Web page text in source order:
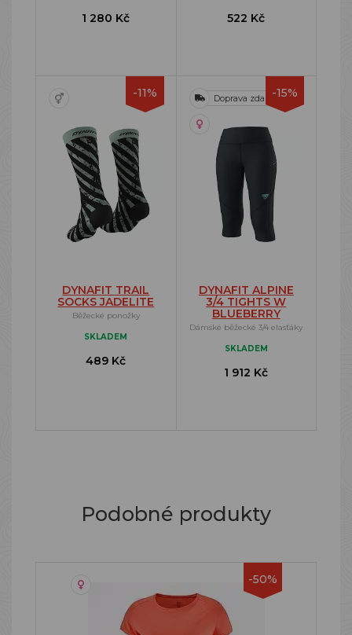
1 280 Kč 522 Kč
-11%
DYNAFIT TRAIL
SOCKS JADELITE
Běžecké ponožky
SKLADEM
489 Kč
-15%
Doprava zdarma
DYNAFIT ALPINE
3/4 TIGHTS W
BLUEBERRY
Dámské běžecké 3/4 elasťáky
SKLADEM
1 912 Kč
Podobné produkty
-50%